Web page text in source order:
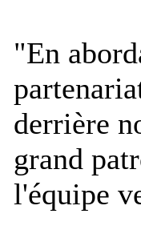
"En
derrière
grand
l'équipe